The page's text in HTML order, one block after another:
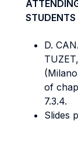
STUDENTS
D.
TUZET,
of
7.3.4.
Slides